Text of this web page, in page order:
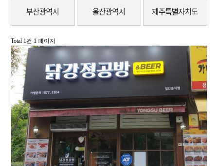
Total 1건 1 페이지